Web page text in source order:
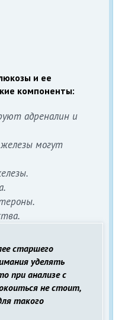
и ее
компоненты:
адреналин и
могут
старшего
уделять
при анализе с
не стоит,
такого